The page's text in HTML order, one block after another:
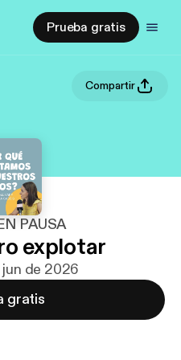
Prueba gratis
Compartir
PAUSA
explotar
jun de 2026
gratis